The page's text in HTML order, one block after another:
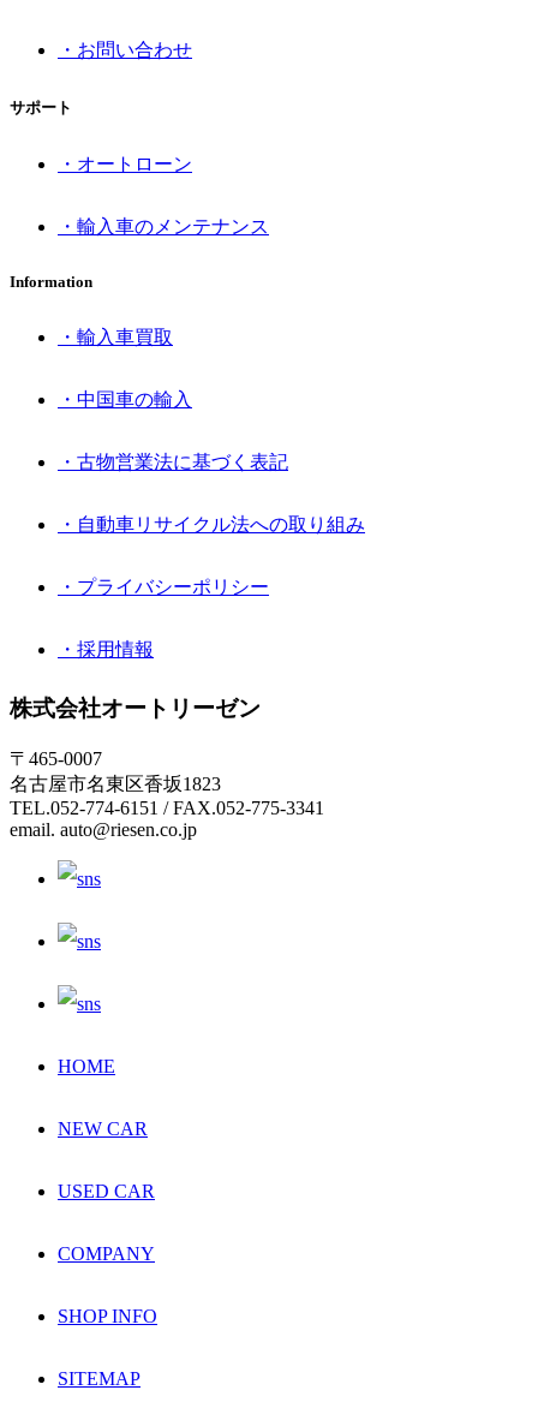
・お問い合わせ
サポート
・オートローン
・輸入車のメンテナンス
Information
・輸入車買取
・中国車の輸入
・古物営業法に基づく表記
・自動車リサイクル法への取り組み
・プライバシーポリシー
・採用情報
株式会社オートリーゼン
〒465-0007
名古屋市名東区香坂1823
TEL.052-774-6151 / FAX.052-775-3341
email. auto@riesen.co.jp
HOME
NEW CAR
USED CAR
COMPANY
SHOP INFO
SITEMAP